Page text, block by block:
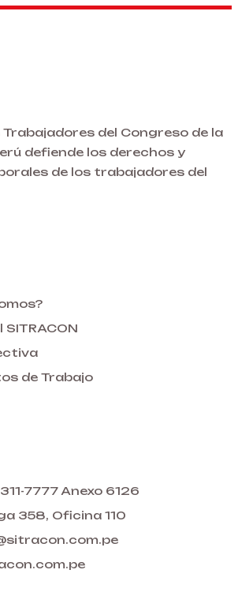
del Congreso de la
defiende los derechos y
de los trabajadores del
SITRACON
de Trabajo
7777 Anexo 6126
358, Oficina 110